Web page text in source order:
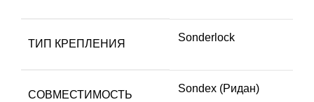
ТИП КРЕПЛЕНИЯ
Sonderlock
СОВМЕСТИМОСТЬ
Sondex (Ридан)